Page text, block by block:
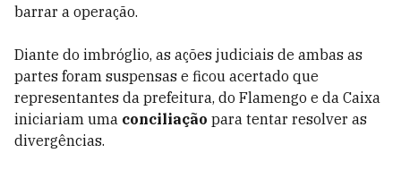
barrar a operação.
Diante do imbróglio, as ações judiciais de ambas as
partes foram suspensas e ficou acertado que
representantes da prefeitura, do Flamengo e da Caixa
iniciariam uma conciliação para tentar resolver as
divergências.